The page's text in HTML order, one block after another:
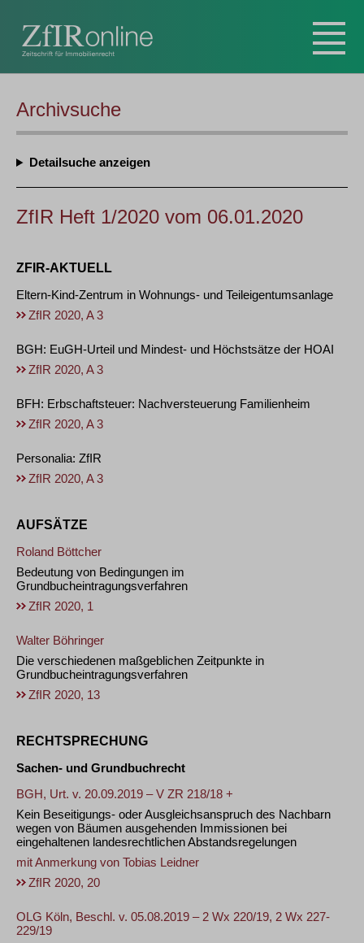
Archivsuche
Detailsuche
ZfIR Heft 1/2020 vom 06.01.2020
ZFIR-AKTUELL
Eltern-Kind-Zentrum in Wohnungs- und Teileigentumsanlage
ZfIR 2020, A 3
BGH: EuGH-Urteil und Mindest- und Höchstsätze der HOAI
ZfIR 2020, A 3
BFH: Erbschaftsteuer: Nachversteuerung Familienheim
ZfIR 2020, A 3
Personalia: ZfIR
ZfIR 2020, A 3
AUFSÄTZE
Roland Böttcher
Bedeutung von Bedingungen im
Grundbucheintragungsverfahren
ZfIR 2020, 1
Walter Böhringer
Die verschiedenen maßgeblichen Zeitpunkte in
Grundbucheintragungsverfahren
ZfIR 2020, 13
RECHTSPRECHUNG
Sachen- und Grundbuchrecht
BGH, Urt. v. 20.09.2019 – V ZR 218/18 +
Kein Beseitigungs- oder Ausgleichsanspruch des Nachbarn
wegen von Bäumen ausgehenden Immissionen bei
eingehaltenen landesrechtlichen Abstandsregelungen
mit Anmerkung von Tobias Leidner
ZfIR 2020, 20
OLG Köln, Beschl. v. 05.08.2019 – 2 Wx 220/19, 2 Wx 227-
229/19